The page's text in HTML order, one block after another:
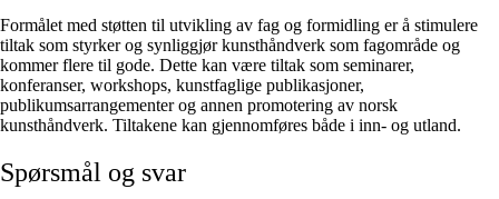
Formålet med støtten til utvikling av fag og formidling er å stimulere
tiltak som styrker og synliggjør kunsthåndverk som fagområde og
kommer flere til gode. Dette kan være tiltak som seminarer,
konferanser, workshops, kunstfaglige publikasjoner,
publikumsarrangementer og annen promotering av norsk
kunsthåndverk. Tiltakene kan gjennomføres både i inn- og utland.
Spørsmål og svar